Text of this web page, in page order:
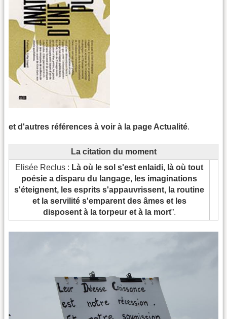
et d'autres références à voir à la page Actualité.
La citation du moment
Elisée Reclus : Là où le sol s'est enlaidi, là où tout
poésie a disparu du langage, les imaginations
s'éteignent, les esprits s'appauvrissent, la routine
et la servilité s'emparent des âmes et les
disposent à la torpeur et à la mort”.